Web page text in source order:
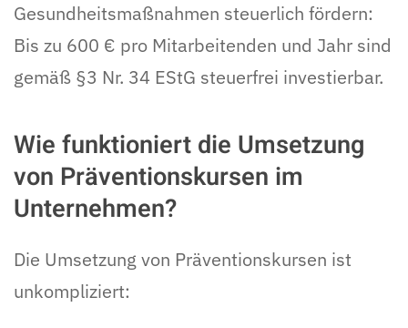
Gesundheitsmaßnahmen steuerlich fördern:
Bis zu 600 € pro Mitarbeitenden und Jahr sind
gemäß §3 Nr. 34 EStG steuerfrei investierbar.
Wie funktioniert die Umsetzung
von Präventionskursen im
Unternehmen?
Die Umsetzung von Präventionskursen ist
unkompliziert: